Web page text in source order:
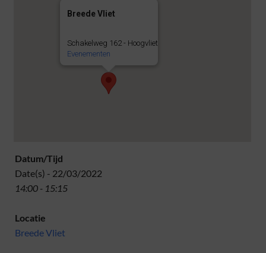
Breede Vliet
Schakelweg 162 - Hoogvliet
Evenementen
Datum/Tijd
Date(s) - 22/03/2022
14:00 - 15:15
Locatie
Breede Vliet